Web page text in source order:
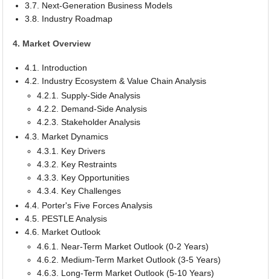
3.7. Next-Generation Business Models
3.8. Industry Roadmap
4. Market Overview
4.1. Introduction
4.2. Industry Ecosystem & Value Chain Analysis
4.2.1. Supply-Side Analysis
4.2.2. Demand-Side Analysis
4.2.3. Stakeholder Analysis
4.3. Market Dynamics
4.3.1. Key Drivers
4.3.2. Key Restraints
4.3.3. Key Opportunities
4.3.4. Key Challenges
4.4. Porter's Five Forces Analysis
4.5. PESTLE Analysis
4.6. Market Outlook
4.6.1. Near-Term Market Outlook (0-2 Years)
4.6.2. Medium-Term Market Outlook (3-5 Years)
4.6.3. Long-Term Market Outlook (5-10 Years)